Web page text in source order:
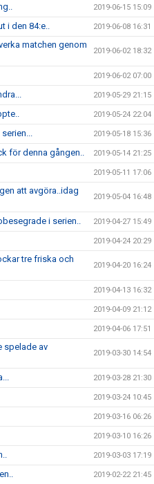
2019-06-15 15:09
i den 84:e.. 2019-06-08 16:31
matchen genom
2019-06-02 18:32
2019-06-02 07:00
2019-05-29 21:15
2019-05-24 22:04
2019-05-18 15:36
för denna gången.. 2019-05-14 21:25
2019-05-11 17:06
att avgöra..idag
2019-05-04 16:48
i serien.. 2019-04-27 15:49
2019-04-24 20:29
tre friska och
2019-04-20 16:24
2019-04-13 16:32
2019-04-09 21:12
2019-04-06 17:51
spelade av
2019-03-30 14:54
2019-03-28 21:30
2019-03-24 10:45
2019-03-16 06:26
2019-03-10 16:26
2019-03-03 17:19
2019-02-22 21:45